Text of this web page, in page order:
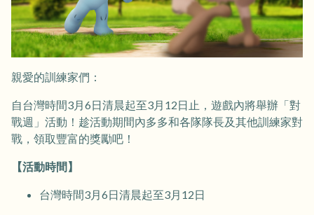
親愛的訓練家們：
自台灣時間3月6日清晨起至3月12日止，遊戲內將舉辦「對
戰週」活動！趁活動期間內多多和各隊隊長及其他訓練家對
戰，領取豐富的獎勵吧！
【活動時間】
台灣時間3月6日清晨起至3月12日